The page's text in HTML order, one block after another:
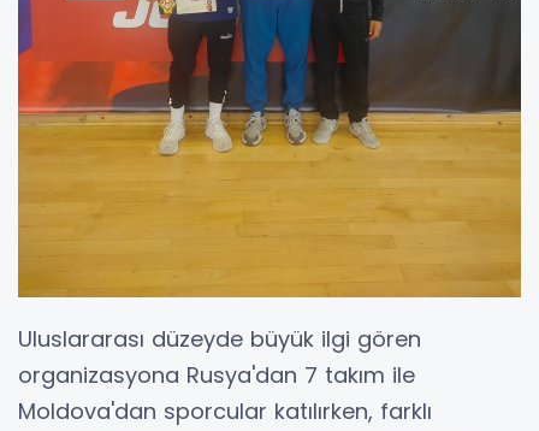
Uluslararası düzeyde büyük ilgi gören
organizasyona Rusya'dan 7 takım ile
Moldova'dan sporcular katılırken, farklı